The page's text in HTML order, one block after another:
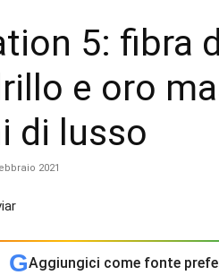
5: fibra
e oro
di lusso
2021
GAggiungici come fonte